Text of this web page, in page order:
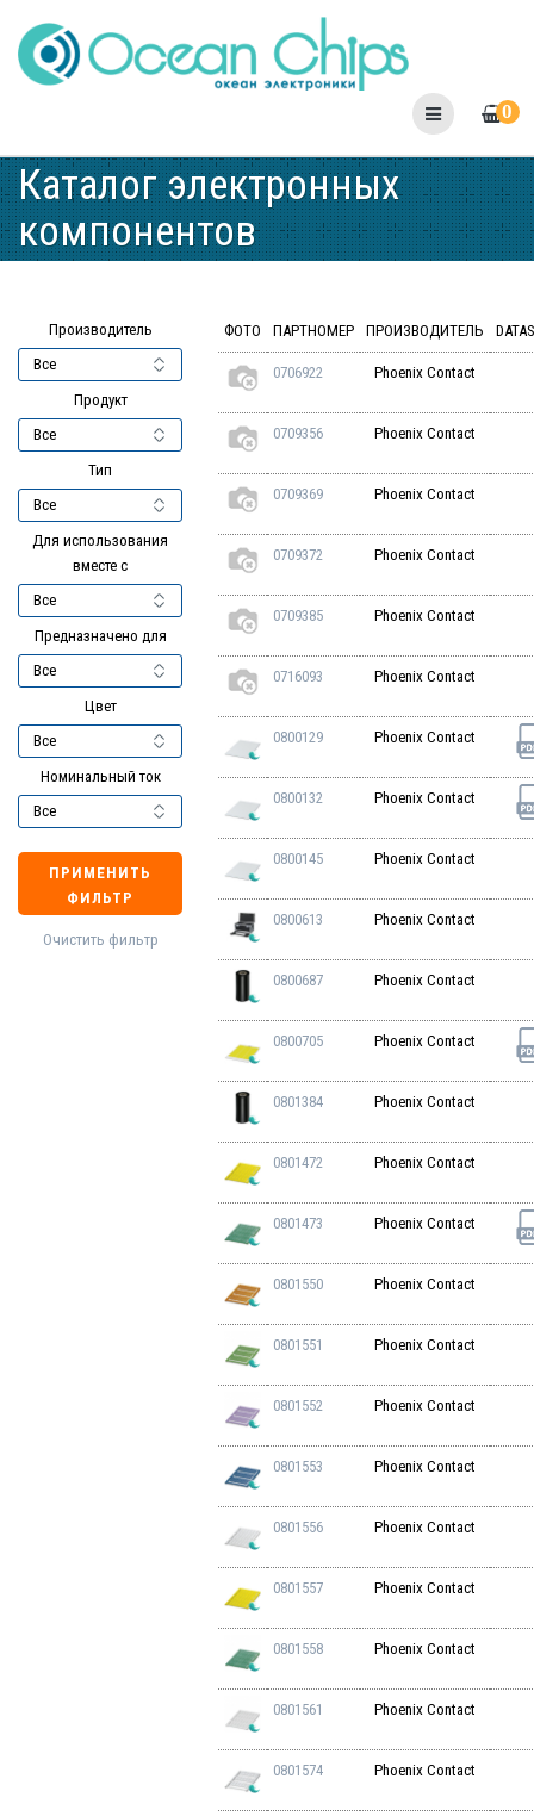
to
content
0
Каталог электронных
компонентов
Производитель
Продукт
Тип
Для использования
вместе с
Предназначено для
Цвет
Номинальный ток
ПРИМЕНИТЬ
ФИЛЬТР
Очистить фильтр
ФОТО ПАРТНОМЕР ПРОИЗВОДИТЕЛЬ
0706922 Phoenix Contact
0709356 Phoenix Contact
0709369 Phoenix Contact
0709372 Phoenix Contact
0709385 Phoenix Contact
0716093 Phoenix Contact
0800129 Phoenix Contact
0800132 Phoenix Contact
0800145 Phoenix Contact
0800613 Phoenix Contact
0800687 Phoenix Contact
0800705 Phoenix Contact
0801384 Phoenix Contact
0801472 Phoenix Contact
0801473 Phoenix Contact
0801550 Phoenix Contact
0801551 Phoenix Contact
0801552 Phoenix Contact
0801553 Phoenix Contact
0801556 Phoenix Contact
0801557 Phoenix Contact
0801558 Phoenix Contact
0801561 Phoenix Contact
0801574 Phoenix Contact